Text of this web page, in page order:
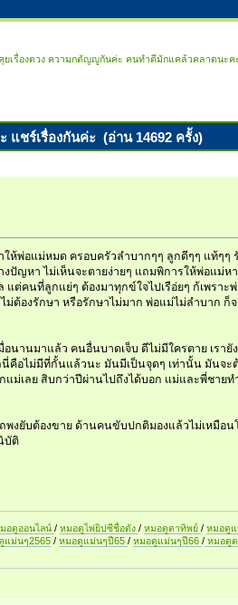
ยเรื่องดวง ความกตัญญูกันค่ะ คนทำดีมักแคล้วคลาดนะค
ชร์เรื่องกันค่ะ (อ่าน 14692 ครั้ง)
ห้พ่อแม่หมด ครอบครัวลำบากๆๆ ลูกดีๆๆ แท้ๆๆ
ญหา ไม่เห็นจะตายง่ายๆ แถมพิการให้พ่อแม่ห
ต่คนที่ลูกแย่ๆ ต้องมาทุกข์ใจไปเรือ่ยๆ ก้เพราะ
องรักษา หรือรักษาไม่มาก พ่อแม่ไม่ลำบาก ก็จ
อนานมาแล้ว คนอื่นบาดเจ็บ ดีไม่มีใครตาย เรา
อไม่มีที่กั้นแล้วนะ มันมีเป็นจุดๆ เท่านั้น มันจะต้
แม่เลย สิบกว่าปีผ่านไปถึงได้บอก แม่และพี่ชาย
พงยับต้องขาย ด้านคนขับปกติมองแล้วไม่เหมือ
บัติ
อดูออนไลน์/หมอดูไพ่ยิปซีชื่อดัง/หมอดูตาทิพย์/หมอดู
แม่นๆ2565 /หมอดูแม่นๆปี65/หมอดูแม่นๆปี66/ หมอดู